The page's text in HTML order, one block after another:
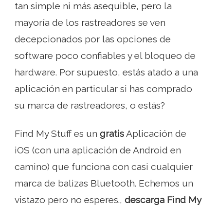
tan simple ni más asequible, pero la
mayoría de los rastreadores se ven
decepcionados por las opciones de
software poco confiables y el bloqueo de
hardware. Por supuesto, estás atado a una
aplicación en particular si has comprado
su marca de rastreadores, o estás?
Find My Stuff es un gratisAplicación de
iOS (con una aplicación de Android en
camino) que funciona con casi cualquier
marca de balizas Bluetooth. Echemos un
vistazo pero no esperes., descarga Find My